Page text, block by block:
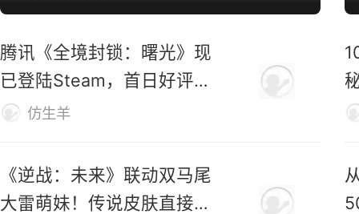
腾讯《全境封锁：曙光》现
已登陆Steam，首日好评率
仅31%仿生羊
《逆战：未来》联动双马尾
大雷萌妹！传说皮肤直接免